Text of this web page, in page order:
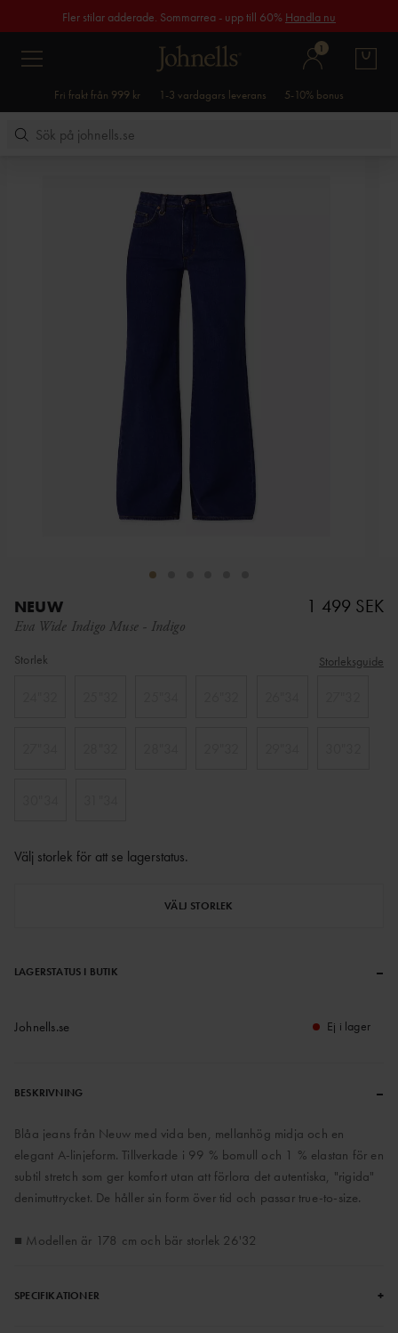
Fler stilar adderade. Sommarrea - upp till 60% Handla nu
1
Fri frakt från 999 kr 1-3 vardagars leverans 5-10% bonus
NEUW
Eva Wide Indigo Muse - Indigo
1 499 SEK
Storlek Storleksguide
Välj storlek för att se lagerstatus.
VÄLJ STORLEK
LAGERSTATUS I BUTIK –
Johnells.se Ej i lager
BESKRIVNING –
Blåa jeans från Neuw med vida ben, mellanhög midja och en
elegant A-linjeform. Tillverkade i 99 % bomull och 1 % elastan för en
subtil stretch som ger komfort utan att förlora det autentiska, "rigida"
denimuttrycket. De håller sin form över tid och passar true-to-size.
■ Modellen är 178 cm och bär storlek 26'32
SPECIFIKATIONER +